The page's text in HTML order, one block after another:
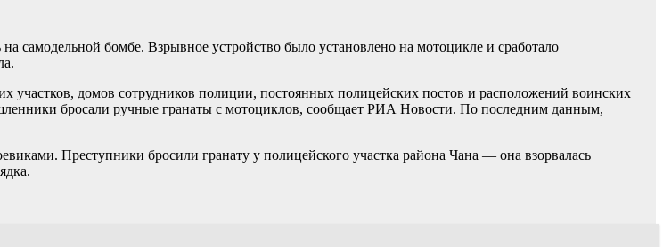
самодельной бомбе. Взрывное устройство было установлено на мотоцикле и сработало
домов сотрудников полиции, постоянных полицейских постов и расположений воинских
бросали ручные гранаты с мотоциклов, сообщает РИА Новости. По последним данным,
Преступники бросили гранату у полицейского участка района Чана — она взорвалась